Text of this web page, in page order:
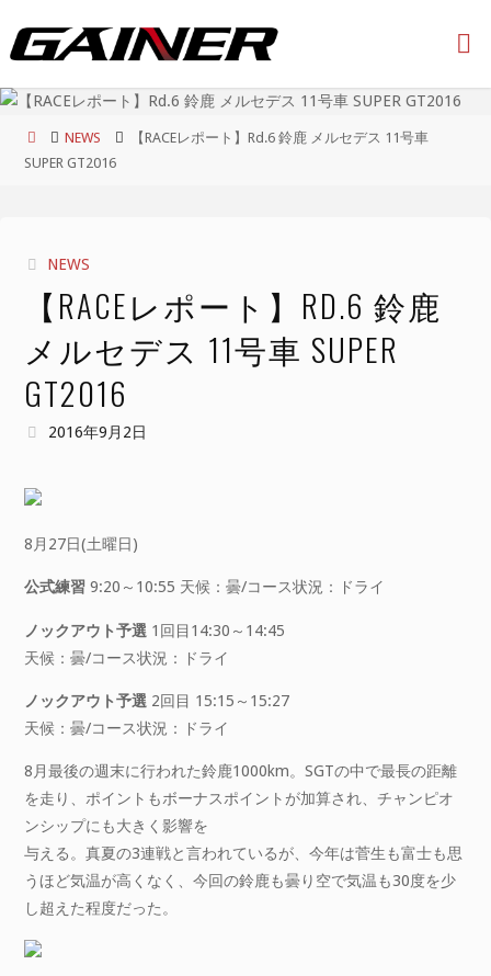
ン
ホ
ー
NEWS
【RACEレポート】Rd.6 鈴鹿 メルセデス 11号車
SUPER GT2016
NEWS
【RACEレポート】RD.6 鈴鹿
メルセデス 11号車 SUPER
GT2016
2016年9月2日
8月27日(土曜日)
公式練習 9:20～10:55 天候：曇/コース状況：ドライ
ノックアウト予選 1回目14:30～14:45
天候：曇/コース状況：ドライ
ノックアウト予選 2回目 15:15～15:27
天候：曇/コース状況：ドライ
8月最後の週末に行われた鈴鹿1000km。SGTの中で最長の距離
を走り、ポイントもボーナスポイントが加算され、チャンピオ
ンシップにも大きく影響を
与える。真夏の3連戦と言われているが、今年は菅生も富士も思
うほど気温が高くなく、今回の鈴鹿も曇り空で気温も30度を少
し超えた程度だった。